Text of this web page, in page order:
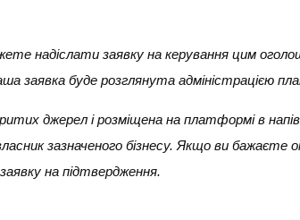
надіслати заявку на керування цим
заявка буде розглянута адміністрацією
джерел і розміщена на платформі в
зазначеного бізнесу. Якщо ви бажаєте
на підтвердження.